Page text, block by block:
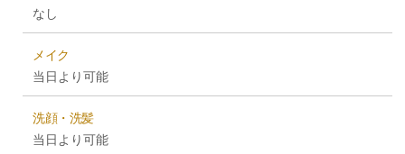
なし
メイク
当日より可能
洗顔・洗髪
当日より可能